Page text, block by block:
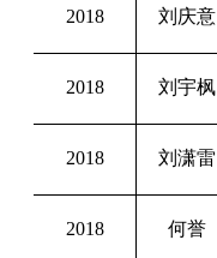
2018 刘庆意
2018 刘宇枫
2018 刘潇雷
2018 何誉